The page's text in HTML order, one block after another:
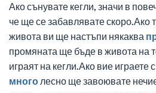
Ако сънувате кегли, значи в
че ще се забавлявате скоро.Ако
живота ви ще настъпи някаква
промяната ще бъде в живота на
играят на кегли.Ако вие играете
много лесно ще завоювате